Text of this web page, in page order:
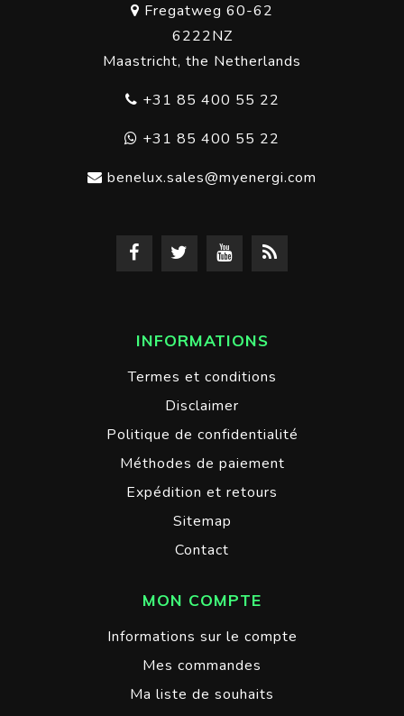
Fregatweg 60-62
6222NZ
Maastricht, the Netherlands
+31 85 400 55 22
+31 85 400 55 22
benelux.sales@myenergi.com
INFORMATIONS
Termes et conditions
Disclaimer
Politique de confidentialité
Méthodes de paiement
Expédition et retours
Sitemap
Contact
MON COMPTE
Informations sur le compte
Mes commandes
Ma liste de souhaits